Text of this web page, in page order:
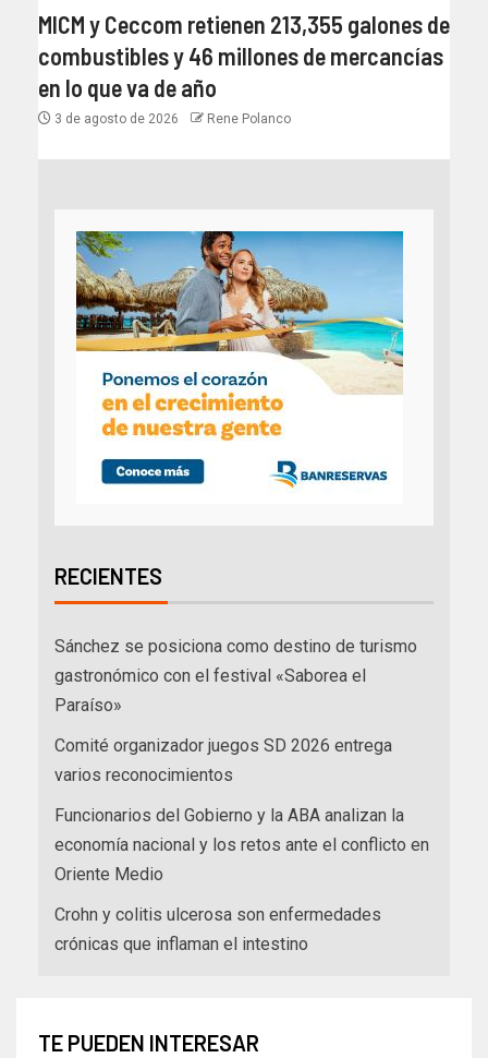
MICM y Ceccom retienen 213,355 galones de
combustibles y 46 millones de mercancías
en lo que va de año
3 de agosto de 2026 Rene Polanco
RECIENTES
Sánchez se posiciona como destino de turismo
gastronómico con el festival «Saborea el
Paraíso»
Comité organizador juegos SD 2026 entrega
varios reconocimientos
Funcionarios del Gobierno y la ABA analizan la
economía nacional y los retos ante el conflicto en
Oriente Medio
Crohn y colitis ulcerosa son enfermedades
crónicas que inflaman el intestino
TE PUEDEN INTERESAR